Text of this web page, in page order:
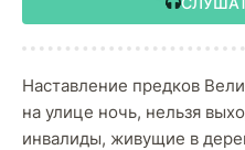
Наставление предков
на улице ночь, нельзя
инвалиды, живущие в